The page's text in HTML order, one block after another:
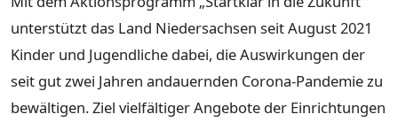
unterstützt das Land Niedersachsen seit August 2021
Kinder und Jugendliche dabei, die Auswirkungen der
seit gut zwei Jahren andauernden Corona-Pandemie zu
bewältigen. Ziel vielfältiger Angebote der Einrichtungen